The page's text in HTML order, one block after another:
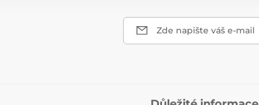
Zde napište váš e-mail